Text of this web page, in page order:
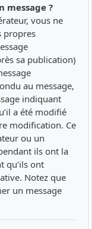
message ?
vous ne
propres
sa publication)
au message,
indiquant
a été modifié
modification. Ce
ou un
ils ont la
qu’ils ont
Notez que
un message